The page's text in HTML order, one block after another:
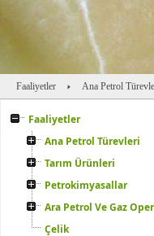
Faaliyetler Ana Petrol
Faaliyetler
Ana Petrol Türevleri
Tarım Ürünleri
Petrokimyasallar
Ara Petrol Ve Gaz
Çelik